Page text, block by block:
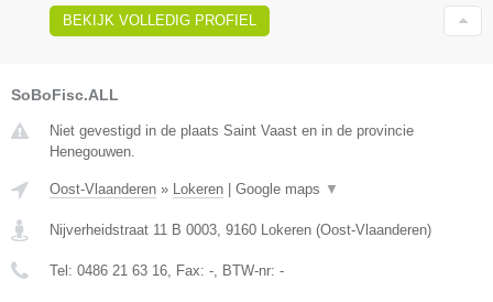
BEKIJK VOLLEDIG PROFIEL
SoBoFisc.ALL
Niet gevestigd in de plaats Saint Vaast en in de provincie
Henegouwen.
Oost-Vlaanderen » Lokeren Google maps ▼
Nijverheidstraat 11 B 0003, 9160 Lokeren (Oost-Vlaanderen)
Tel: 0486 21 63 16, Fax: -, BTW-nr: -